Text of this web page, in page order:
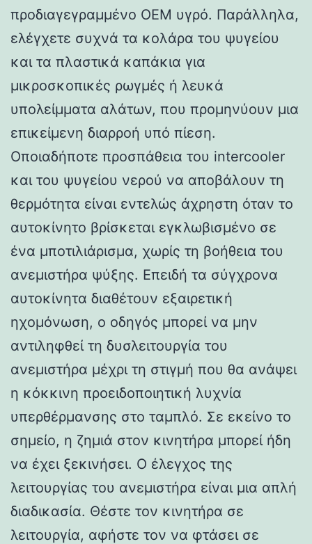
προδιαγεγραμμένο OEM υγρό. Παράλληλα,
ελέγχετε συχνά τα κολάρα του ψυγείου
και τα πλαστικά καπάκια για
μικροσκοπικές ρωγμές ή λευκά
υπολείμματα αλάτων, που προμηνύουν μια
επικείμενη διαρροή υπό πίεση.
Οποιαδήποτε προσπάθεια του intercooler
και του ψυγείου νερού να αποβάλουν τη
θερμότητα είναι εντελώς άχρηστη όταν το
αυτοκίνητο βρίσκεται εγκλωβισμένο σε
ένα μποτιλιάρισμα, χωρίς τη βοήθεια του
ανεμιστήρα ψύξης. Επειδή τα σύγχρονα
αυτοκίνητα διαθέτουν εξαιρετική
ηχομόνωση, ο οδηγός μπορεί να μην
αντιληφθεί τη δυσλειτουργία του
ανεμιστήρα μέχρι τη στιγμή που θα ανάψει
η κόκκινη προειδοποιητική λυχνία
υπερθέρμανσης στο ταμπλό. Σε εκείνο το
σημείο, η ζημιά στον κινητήρα μπορεί ήδη
να έχει ξεκινήσει. Ο έλεγχος της
λειτουργίας του ανεμιστήρα είναι μια απλή
διαδικασία. Θέστε τον κινητήρα σε
λειτουργία, αφήστε τον να φτάσει σε